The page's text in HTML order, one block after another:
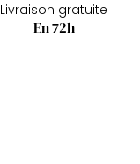
Livraison gratuite
En 72h